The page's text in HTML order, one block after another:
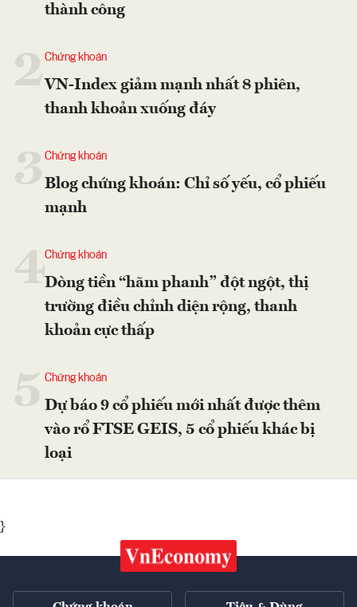
thành công
2Chứng khoán
VN-Index giảm mạnh nhất 8 phiên,
thanh khoản xuống đáy
Chứng khoán
Blog chứng khoán: Chỉ số yếu, cổ phiếu
mạnh
4Chứng khoán
Dòng tiền “hãm phanh” đột ngột, thị
trường điều chỉnh diện rộng, thanh
khoản cực thấp
Chứng khoán
Dự báo 9 cổ phiếu mới nhất được thêm
vào rổ FTSE GEIS, 5 cổ phiếu khác bị
loại
}